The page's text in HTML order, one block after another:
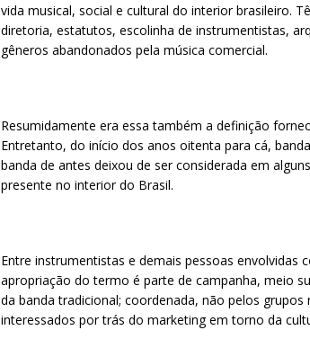
vida musical, social e cultural do interior brasileiro.
diretoria, estatutos, escolinha de instrumentistas,
gêneros abandonados pela música comercial.
Resumidamente era essa também a definição
Entretanto, do início dos anos oitenta para cá,
banda de antes deixou de ser considerada em
presente no interior do Brasil.
Entre instrumentistas e demais pessoas envolvidas
apropriação do termo é parte de campanha, meio
da banda tradicional; coordenada, não pelos
interessados por trás do marketing em torno da